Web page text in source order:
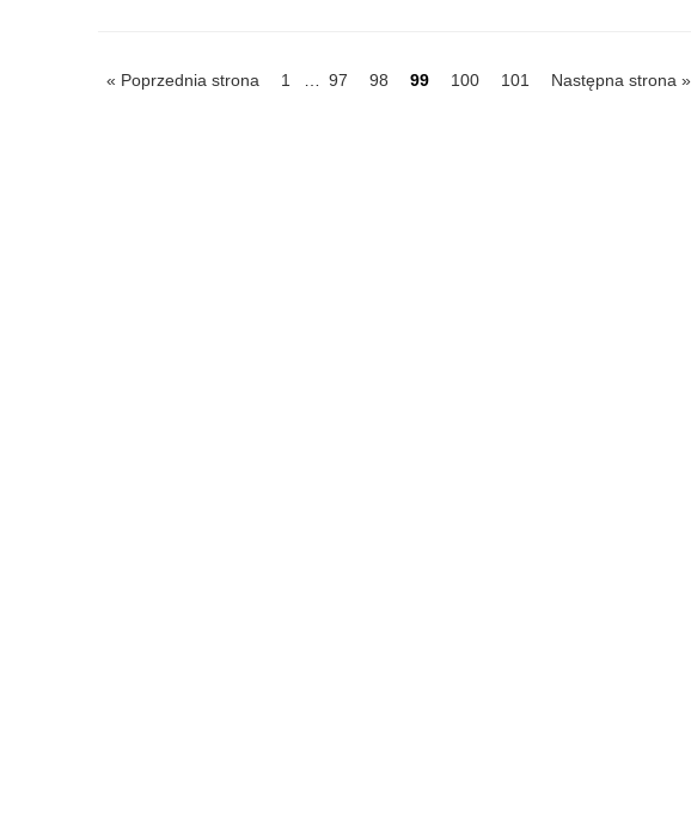
« Poprzednia strona
IDź
1
IDź
97
IDź
98
IDź
99
IDź
100
IDź
101 Następna strona »